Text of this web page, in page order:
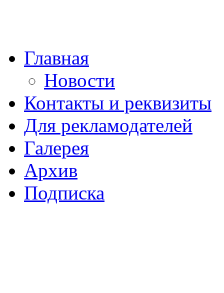
Главная
Новости
Контакты и реквизиты
Для рекламодателей
Галерея
Архив
Подписка